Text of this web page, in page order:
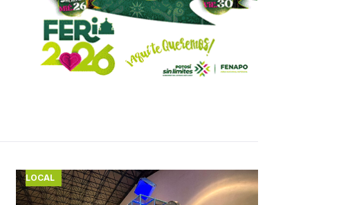
LOCAL